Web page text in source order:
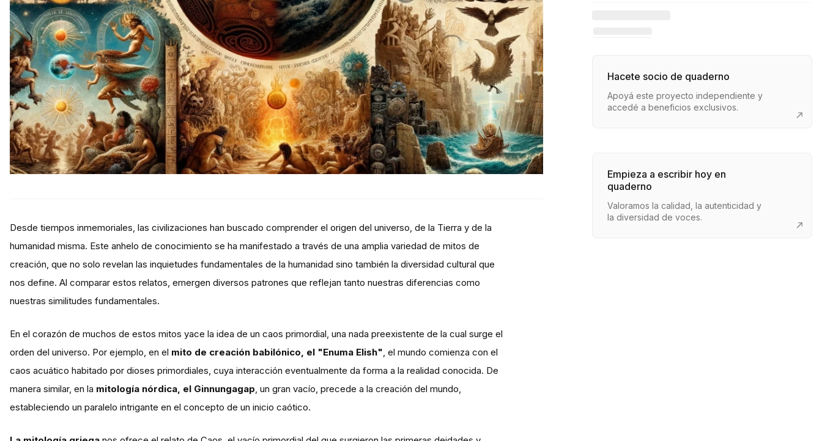
Desde tiempos inmemoriales, las civilizaciones han buscado comprender el origen del universo, de la Tierra y de la
humanidad misma. Este anhelo de conocimiento se ha manifestado a través de una amplia variedad de mitos de
creación, que no solo revelan las inquietudes fundamentales de la humanidad sino también la diversidad cultural que
nos define. Al comparar estos relatos, emergen diversos patrones que reflejan tanto nuestras diferencias como
nuestras similitudes fundamentales.
En el corazón de muchos de estos mitos yace la idea de un caos primordial, una nada preexistente de la cual surge el
orden del universo. Por ejemplo, en el mito de creación babilónico, el "Enuma Elish", el mundo comienza con el
caos acuático habitado por dioses primordiales, cuya interacción eventualmente da forma a la realidad conocida. De
manera similar, en la mitología nórdica, el Ginnungagap, un gran vacío, precede a la creación del mundo,
estableciendo un paralelo intrigante en el concepto de un inicio caótico.
Hacete socio de quaderno
Apoyá este proyecto independiente y
accedé a beneficios exclusivos.
Empieza a escribir hoy en
quaderno
Valoramos la calidad, la autenticidad y
la diversidad de voces.